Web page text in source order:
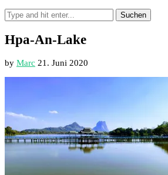
Suchen
Hpa-An-Lake
by Marc 21. Juni 2020